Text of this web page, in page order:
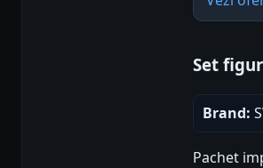
Set
Brand:
Pachet